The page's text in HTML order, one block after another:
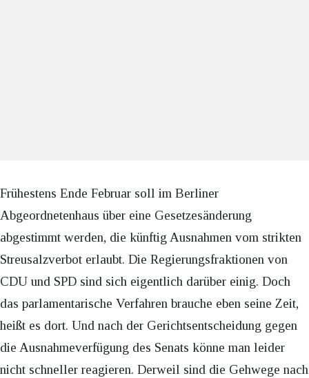
Frühestens Ende Februar soll im Berliner
Abgeordnetenhaus über eine Gesetzesänderung
abgestimmt werden, die künftig Ausnahmen vom strikten
Streusalzverbot erlaubt. Die Regierungsfraktionen von
CDU und SPD sind sich eigentlich darüber einig. Doch
das parlamentarische Verfahren brauche eben seine Zeit,
heißt es dort. Und nach der Gerichtsentscheidung gegen
die Ausnahmeverfügung des Senats könne man leider
nicht schneller reagieren. Derweil sind die Gehwege nach